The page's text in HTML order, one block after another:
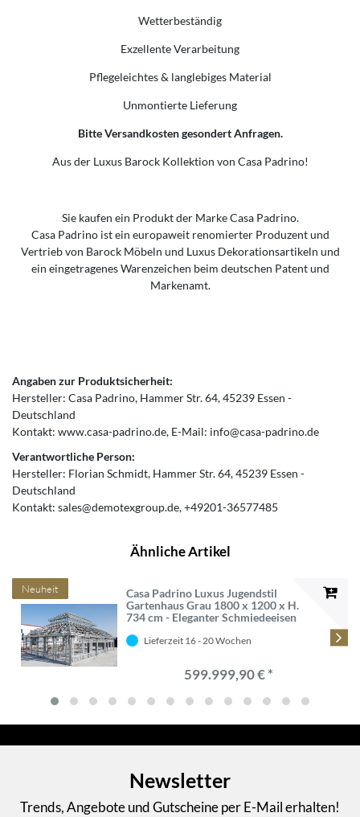
Wetterbeständig
Exzellente Verarbeitung
Pflegeleichtes & langlebiges Material
Unmontierte Lieferung
Bitte Versandkosten gesondert Anfragen.
Aus der Luxus Barock Kollektion von Casa Padrino!
Sie kaufen ein Produkt der Marke Casa Padrino.
Casa Padrino ist ein europaweit renomierter Produzent und
Vertrieb von Barock Möbeln und Luxus Dekorationsartikeln und
ein eingetragenes Warenzeichen beim deutschen Patent und
Markenamt.
Angaben zur Produktsicherheit:
Hersteller: Casa Padrino Hammer Str.64 45239 Essen
Deutschland
Kontakt: www.casa-padrino.de E-Mail: info@casa-padrino.de
Verantwortliche Person:
Hersteller: Florian Schmidt Hammer Str.64 45239 Essen
Deutschland
Kontakt: sales@demotexgroup.de +49201-36577485
Ähnliche Artikel
Neuheit
Casa Padrino Luxus Jugendstil
Gartenhaus Grau 1800 x 1200 x H.
734 cm - Eleganter Schmiedeeisen
Lieferzeit 16 - 20 Wochen
599.999,90 € *
Newsletter
Trends, Angebote und Gutscheine per E-Mail erhalten!